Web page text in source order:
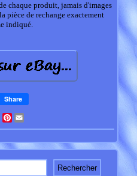
chaque produit, jamais d'images
pièce de rechange exactement
indiqué.
Share
TwitterPinterest